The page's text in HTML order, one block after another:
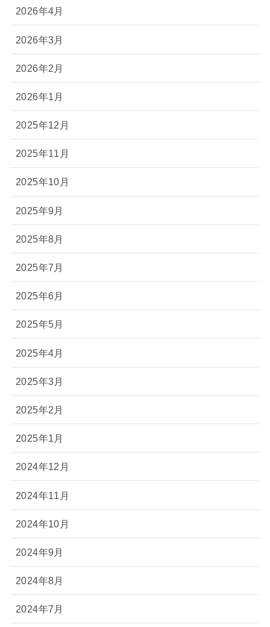
2026年4月
2026年3月
2026年2月
2026年1月
2025年12月
2025年11月
2025年10月
2025年9月
2025年8月
2025年7月
2025年6月
2025年5月
2025年4月
2025年3月
2025年2月
2025年1月
2024年12月
2024年11月
2024年10月
2024年9月
2024年8月
2024年7月